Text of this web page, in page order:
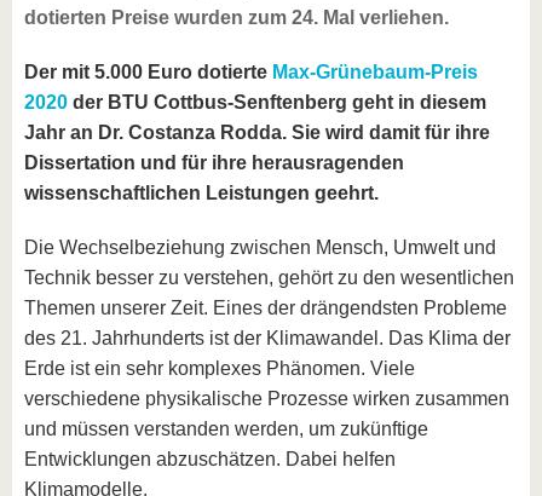
dotierten Preise wurden zum 24. Mal verliehen.
Der mit 5.000 Euro dotierte Max-Grünebaum-Preis
2020 der BTU Cottbus-Senftenberg geht in diesem
Jahr an Dr. Costanza Rodda. Sie wird damit für ihre
Dissertation und für ihre herausragenden
wissenschaftlichen Leistungen geehrt.
Die Wechselbeziehung zwischen Mensch, Umwelt und
Technik besser zu verstehen, gehört zu den wesentlichen
Themen unserer Zeit. Eines der drängendsten Probleme
des 21. Jahrhunderts ist der Klimawandel. Das Klima der
Erde ist ein sehr komplexes Phänomen. Viele
verschiedene physikalische Prozesse wirken zusammen
und müssen verstanden werden, um zukünftige
Entwicklungen abzuschätzen. Dabei helfen
Klimamodelle.